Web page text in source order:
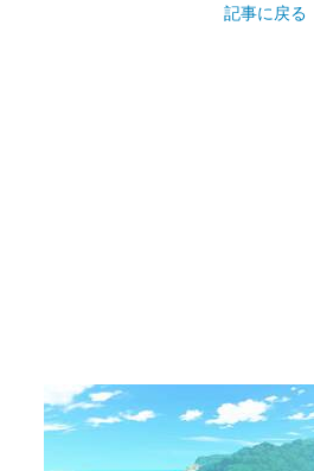
記事に戻る